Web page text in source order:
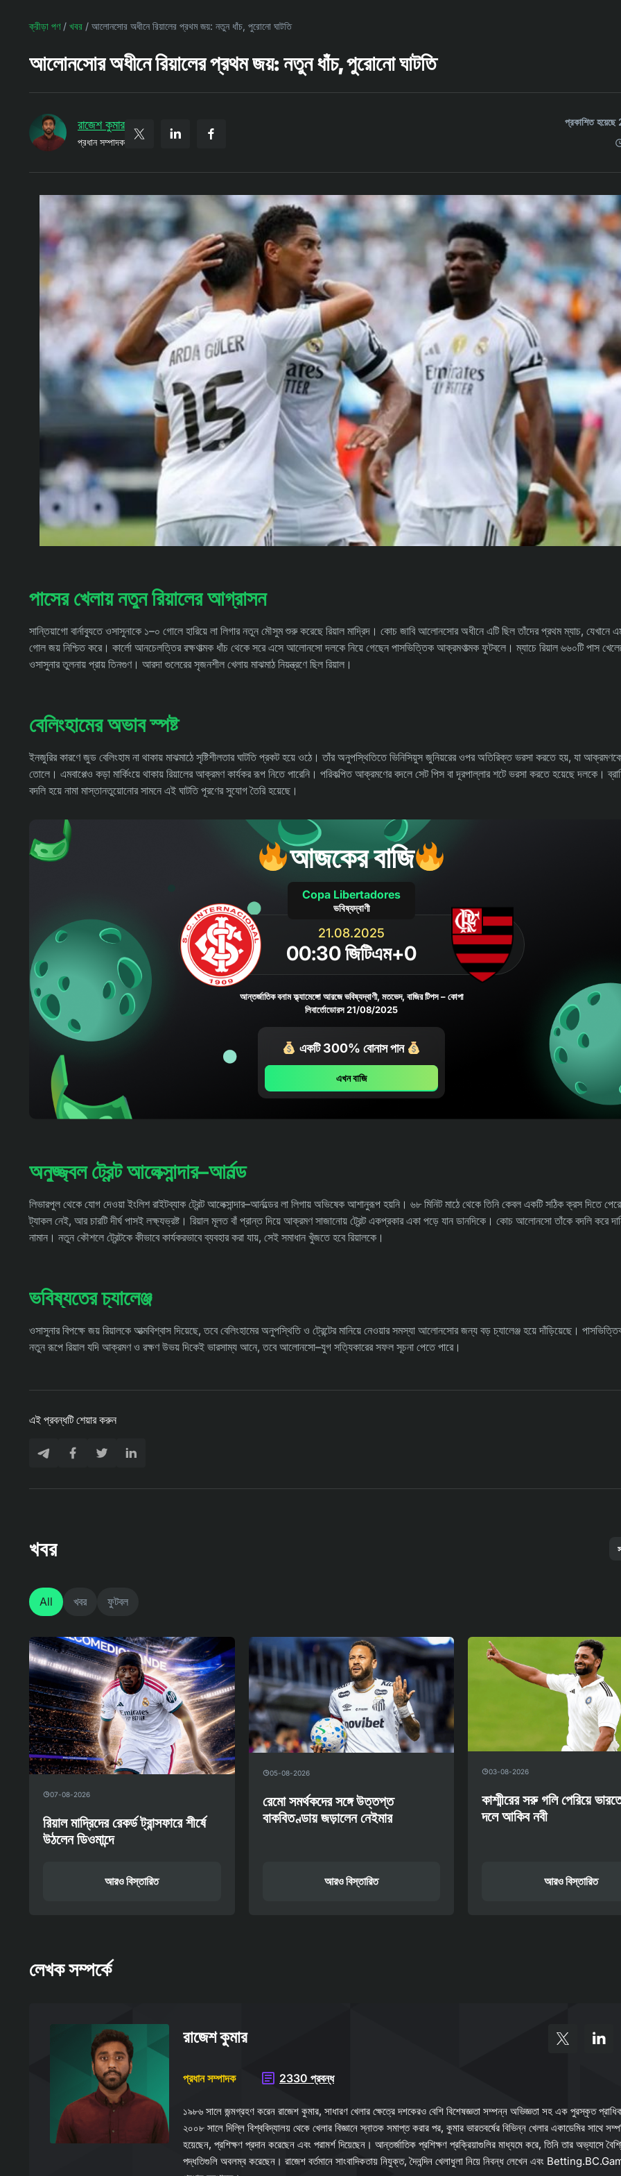
ক্রীড়া পণ/ খবর / আলোনসোর অধীনে রিয়ালের প্রথম জয়: নতুন ধাঁচ, পুরোনো ঘাটতি
আলোনসোর অধীনে রিয়ালের প্রথম জয়: নতুন ধাঁচ, পুরোনো ঘাটতি
রাজেশ কুমার
প্রধান সম্পাদক
প্রকাশিত
পাসের খেলায় নতুন রিয়ালের আগ্রাসন
সান্তিয়াগো বার্নাব্যুতে ওসাসুনাকে ১–০ গোলে হারিয়ে লা লিগার নতুন মৌসুম শুরু করেছে রিয়াল মাদ্রিদ। কোচ জাবি আলোনসোর অধীনে এটি ছিল তাঁদের প্রথম ম্যাচ, যেখানে
গোল জয় নিশ্চিত করে। কার্লো আনচেলত্তির রক্ষণাত্মক ধাঁচ থেকে সরে এসে আলোনসো দলকে নিয়ে গেছেন পাসভিত্তিক আক্রমণাত্মক ফুটবলে। ম্যাচে রিয়াল ৬৬০টি পাস
ওসাসুনার তুলনায় প্রায় তিনগুণ। আরদা গুলেরের সৃজনশীল খেলায় মাঝমাঠ নিয়ন্ত্রণে ছিল রিয়াল।
বেলিংহামের অভাব স্পষ্ট
ইনজুরির কারণে জুড বেলিংহাম না থাকায় মাঝমাঠে সৃষ্টিশীলতার ঘাটতি প্রকট হয়ে ওঠে। তাঁর অনুপস্থিতিতে ভিনিসিয়ুস জুনিয়রের ওপর অতিরিক্ত ভরসা করতে হয়, যা
তোলে। এমবাপ্পেও কড়া মার্কিংয়ে থাকায় রিয়ালের আক্রমণ কার্যকর রূপ নিতে পারেনি। পরিকল্পিত আক্রমণের বদলে সেট পিস বা দূরপাল্লার শটে ভরসা করতে হয়েছে দলকে।
বদলি হয়ে নামা মাস্তানতুয়োনোর সামনে এই ঘাটতি পূরণের সুযোগ তৈরি হয়েছে।
আজকের বাজি
Copa Libertadores
ভবিষ্যদ্বাণী
21.08.2025
00:30 জিটিএম+0
আন্তর্জাতিক বনাম ফ্ল্যামেঙ্গো আরজে ভবিষ্যদ্বাণী, মতভেদ, বাজির টিপস – কোপা
লিবার্তোডোরস 21/08/2025
একটি 300% বোনাস পান
এখন বাজি
অনুজ্জ্বল ট্রেন্ট আলেক্সান্দার–আর্নল্ড
লিভারপুল থেকে যোগ দেওয়া ইংলিশ রাইটব্যাক ট্রেন্ট আলেক্সান্দার–আর্নল্ডের লা লিগায় অভিষেক আশানুরূপ হয়নি। ৬৮ মিনিট মাঠে থেকে তিনি কেবল একটি সঠিক ক্রস দিতে
ট্যাকল নেই, আর চারটি দীর্ঘ পাসই লক্ষ্যভ্রষ্ট। রিয়াল মূলত বাঁ প্রান্ত দিয়ে আক্রমণ সাজানোয় ট্রেন্ট একপ্রকার একা পড়ে যান ডানদিকে। কোচ আলোনসো তাঁকে বদলি করে
নামান। নতুন কৌশলে ট্রেন্টকে কীভাবে কার্যকরভাবে ব্যবহার করা যায়, সেই সমাধান খুঁজতে হবে রিয়ালকে।
ভবিষ্যতের চ্যালেঞ্জ
ওসাসুনার বিপক্ষে জয় রিয়ালকে আত্মবিশ্বাস দিয়েছে, তবে বেলিংহামের অনুপস্থিতি ও ট্রেন্টের মানিয়ে নেওয়ার সমস্যা আলোনসোর জন্য বড় চ্যালেঞ্জ হয়ে দাঁড়িয়েছে।
নতুন রূপে রিয়াল যদি আক্রমণ ও রক্ষণ উভয় দিকেই ভারসাম্য আনে, তবে আলোনসো–যুগ সত্যিকারের সফল সূচনা পেতে পারে।
এই প্রবন্ধটি শেয়ার করুন
খবর
All খবর ফুটবল
07-08-2026
রিয়াল মাদ্রিদের রেকর্ড ট্রান্সফারে শীর্ষে
উঠলেন ডিওমান্দে
আরও বিস্তারিত
05-08-2026
রেমো সমর্থকদের সঙ্গে উত্তপ্ত
বাকবিতণ্ডায় জড়ালেন নেইমার
আরও বিস্তারিত
03-08-2026
কাশ্মীরের সরু গলি পেরিয়ে
দলে আকিব নবী
আরও বিস্তারিত
লেখক সম্পর্কে
রাজেশ কুমার
প্রধান সম্পাদক 2330 প্রবন্ধ
১৯৮৬ সালে জন্মগ্রহণ করেন রাজেশ কুমার, সাধারণ খেলার ক্ষেত্রে দশকেরও বেশি বিশেষজ্ঞতা সম্পন্ন অভিজ্ঞতা সহ এক পুরস্কৃত
২০০৮ সালে দিল্লি বিশ্ববিদ্যালয় থেকে খেলার বিজ্ঞানে স্নাতক সমাপ্ত করার পর, কুমার ভারতবর্ষের বিভিন্ন খেলার একাডেমির সাথে
হয়েছেন, প্রশিক্ষণ প্রদান করেছেন এবং পরামর্শ দিয়েছেন। আন্তর্জাতিক প্রশিক্ষণ প্রক্রিয়াগুলির মাধ্যমে করে, তিনি তার অভ্যাসে
পদ্ধতিগুলি অবলম্ব করেছেন। রাজেশ বর্তমানে সাংবাদিকতায় নিযুক্ত, দৈনন্দিন খেলাধুলা নিয়ে নিবন্ধ লেখেন এবং